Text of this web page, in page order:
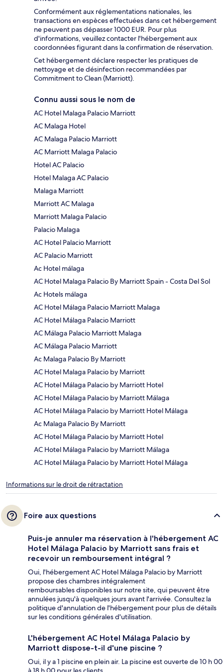
Conformément aux réglementations nationales, les
transactions en espèces effectuées dans cet hébergement
ne peuvent pas dépasser 1000 EUR. Pour plus
d'informations, veuillez contacter l'hébergement aux
coordonnées figurant dans la confirmation de réservation.
Cet hébergement déclare respecter les pratiques de
nettoyage et de désinfection recommandées par
Commitment to Clean (Marriott).
Connu aussi sous le nom de
AC Hotel Malaga Palacio Marriott
AC Malaga Hotel
AC Malaga Palacio Marriott
AC Marriott Malaga Palacio
Hotel AC Palacio
Hotel Malaga AC Palacio
Malaga Marriott
Marriott AC Malaga
Marriott Malaga Palacio
Palacio Malaga
AC Hotel Palacio Marriott
AC Palacio Marriott
Ac Hotel málaga
AC Hotel Malaga Palacio By Marriott Spain - Costa Del Sol
Ac Hotels málaga
AC Hotel Málaga Palacio Marriott Malaga
AC Hotel Málaga Palacio Marriott
AC Málaga Palacio Marriott Malaga
AC Málaga Palacio Marriott
Ac Malaga Palacio By Marriott
AC Hotel Malaga Palacio by Marriott
AC Hotel Málaga Palacio by Marriott Hotel
AC Hotel Málaga Palacio by Marriott Málaga
AC Hotel Málaga Palacio by Marriott Hotel Málaga
Ac Malaga Palacio By Marriott
AC Hotel Málaga Palacio by Marriott Hotel
AC Hotel Málaga Palacio by Marriott Málaga
AC Hotel Málaga Palacio by Marriott Hotel Málaga
Informations sur le droit de rétractation
Foire aux questions
Puis-je annuler ma réservation à l'hébergement AC
Hotel Málaga Palacio by Marriott sans frais et
recevoir un remboursement intégral ?
Oui, l'hébergement AC Hotel Málaga Palacio by Marriott
propose des chambres intégralement
remboursables disponibles sur notre site, qui peuvent être
annulées jusqu'à quelques jours avant l'arrivée. Consultez la
politique d'annulation de l'hébergement pour plus de détails
sur les conditions générales d'utilisation.
L'hébergement AC Hotel Málaga Palacio by
Marriott dispose-t-il d'une piscine ?
Oui, il y a 1 piscine en plein air. La piscine est ouverte de 10 h 00